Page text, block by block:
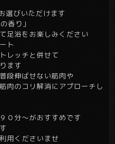
選びいただけます
香り」
足浴をお楽しみください
ト
レッチと併せて
ます
段伸ばせない筋肉や
肉のコリ解消にアプローチし
０分～がおすすめです
用くださいませ